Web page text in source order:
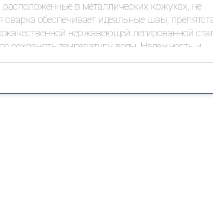
в металлических кожухах, не
обеспечивает идеальные швы,
нержавеющей легированной
сохранять температуру воды. Надежность и
швов внутреннего бака и Life-тестом на 160